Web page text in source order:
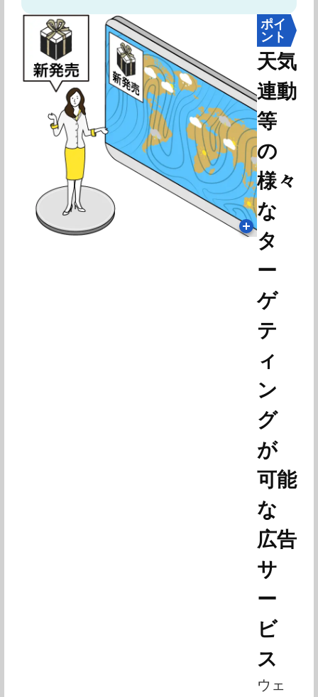
ポイ
ント
天気
連動
等
の
様々
な
タ
ー
ゲ
テ
ィ
ン
グ
が
可能
な
広告
サ
ー
ビ
ス
ウェ